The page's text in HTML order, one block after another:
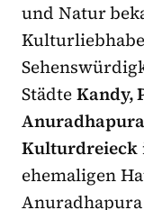
und Natur
StädteKandy,
Kulturdreieck
ehemaligen